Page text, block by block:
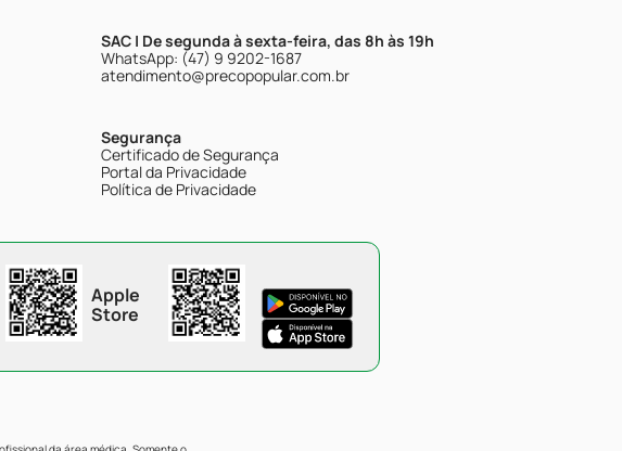
SAC | De segunda à sexta-feira, das 8h às 19h
WhatsApp: (47) 9 9202-1687
atendimento@precopopular.com.br
Segurança
Certificado de Segurança
Portal da Privacidade
Política de Privacidade
Apple
Store